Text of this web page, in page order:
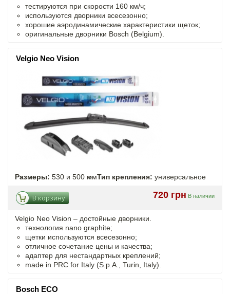
тестируются при скорости 160 км/ч;
используются дворники всесезонно;
хорошие аэродинамические характеристики щеток;
оригинальные дворники Bosch (Belgium).
Velgio Neo Vision
Размеры: 530 и 500 ммТип крепления: универсальное
720 грн В наличии
В корзину
Velgio Neo Vision – достойные дворники.
технология nano graphite;
щетки используются всесезонно;
отличное сочетание цены и качества;
адаптер для нестандартных креплений;
made in PRC for Italy (S.p.A., Turin, Italy).
Bosch ECO